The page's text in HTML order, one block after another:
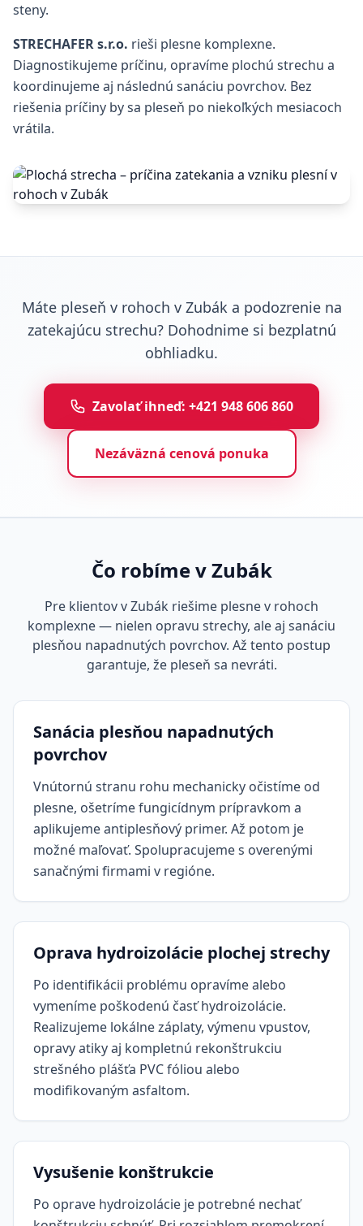
steny.
STRECHAFER s.r.o. rieši plesne komplexne.
Diagnostikujeme príčinu, opravíme plochú strechu a
koordinujeme aj následnú sanáciu povrchov. Bez
riešenia príčiny by sa pleseň po niekoľkých mesiacoch
vrátila.
Máte pleseň v rohoch v Zubák a podozrenie na
zatekajúcu strechu? Dohodnime si bezplatnú
obhliadku.
Zavolať ihneď: +421 948 606 860
Nezáväzná cenová ponuka
Čo robíme v Zubák
Pre klientov v Zubák riešime plesne v rohoch
komplexne — nielen opravu strechy, ale aj sanáciu
plesňou napadnutých povrchov. Až tento postup
garantuje, že pleseň sa nevráti.
Sanácia plesňou napadnutých
povrchov
Vnútornú stranu rohu mechanicky očistíme od
plesne, ošetríme fungicídnym prípravkom a
aplikujeme antiplesňový primer. Až potom je
možné maľovať. Spolupracujeme s overenými
sanačnými firmami v regióne.
Oprava hydroizolácie plochej strechy
Po identifikácii problému opravíme alebo
vymeníme poškodenú časť hydroizolácie.
Realizujeme lokálne záplaty, výmenu vpustov,
opravy atiky aj kompletnú rekonštrukciu
strešného plášťa PVC fóliou alebo
modifikovaným asfaltom.
Vysušenie konštrukcie
Po oprave hydroizolácie je potrebné nechať